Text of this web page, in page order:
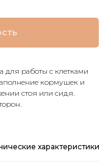
для работы с клетками
кормушек и
стоя или сидя.
характеристики